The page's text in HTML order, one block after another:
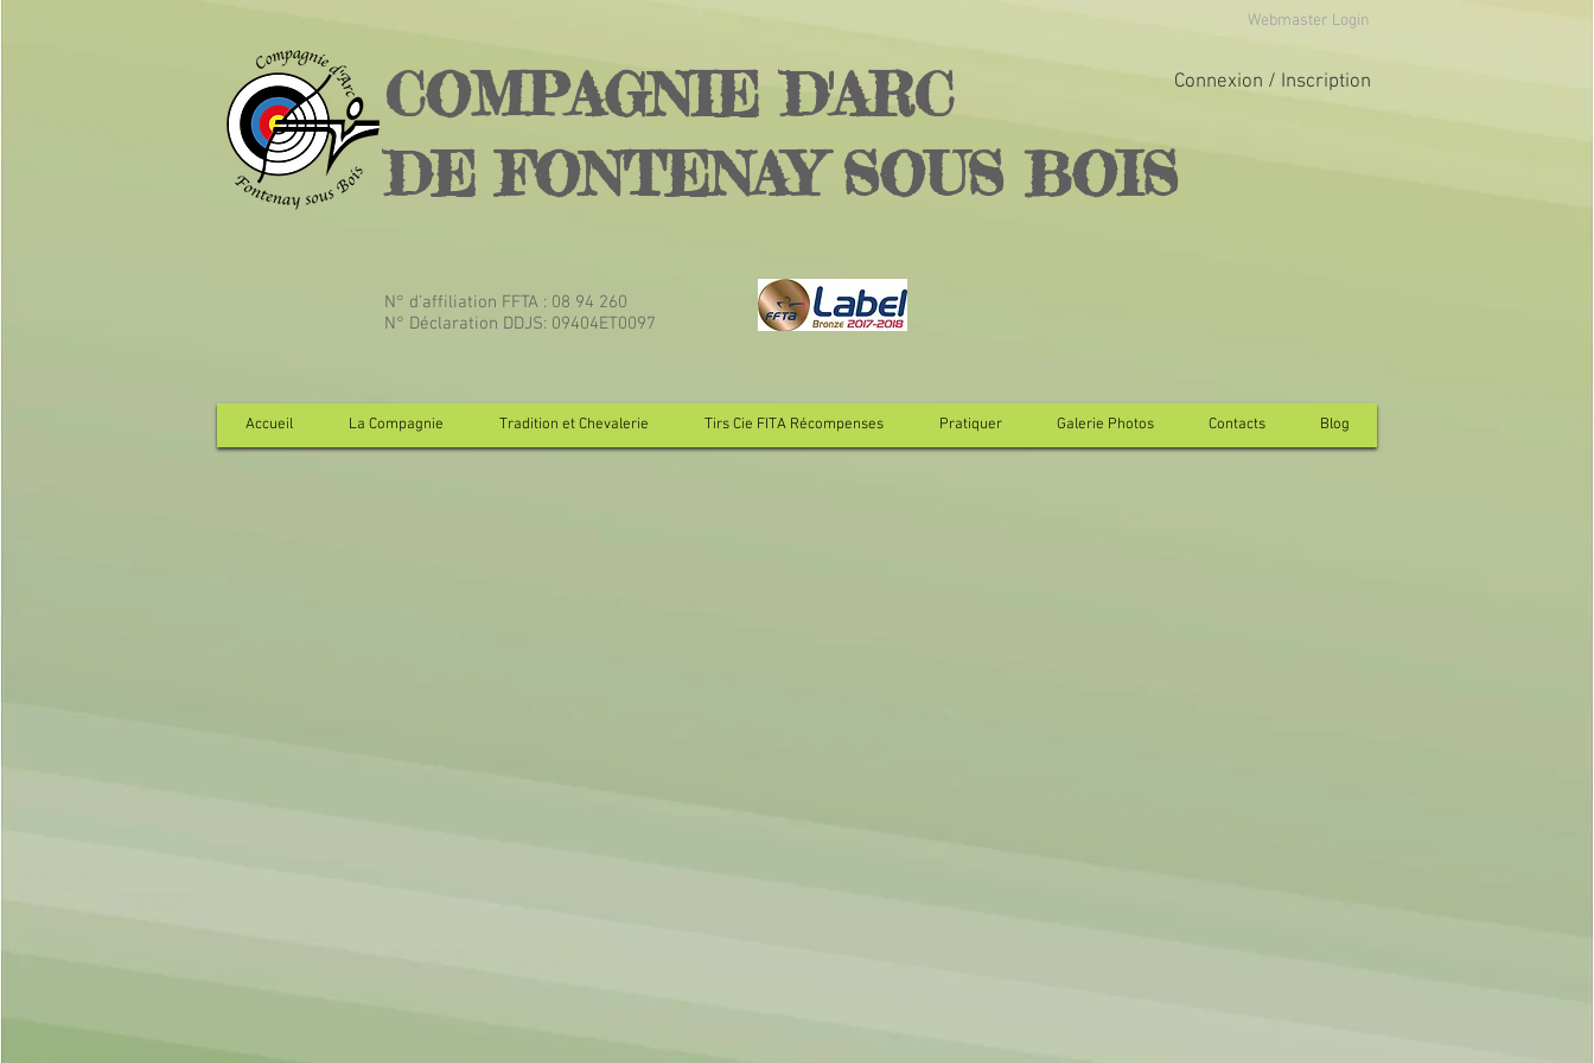
Webmaster Login
Connexion / Inscription
COMPAGNIE D'ARC
DE FONTENAY SOUS BOIS
N° d’affiliation FFTA : 08 94 260
N° Déclaration DDJS: 09404ET0097
Accueil La Compagnie Tradition et Chevalerie Tirs Cie FITA Récompenses Pratiquer Galerie Photos Contacts Blog